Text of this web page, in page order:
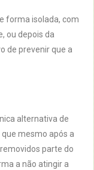
forma isolada, com
ou depois da
de prevenir que a
alternativa de
mesmo após a
parte do
a não atingir a